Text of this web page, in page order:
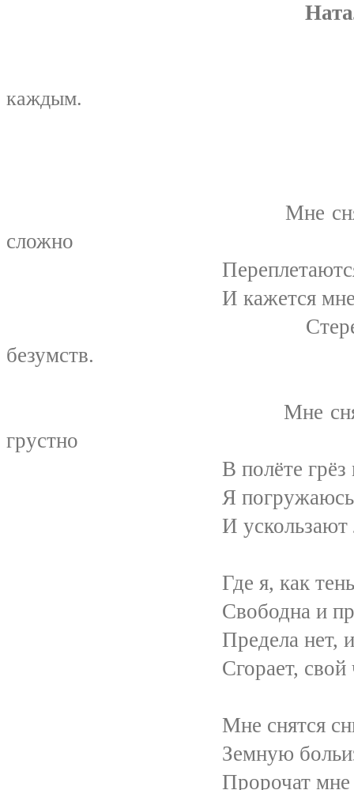
каждым.
Мне снятся сны...
сложно
Переплетаются они на
И кажется мне,
Стереть из
безумств.
Мне снятся
грустно
В полёте грёз мне
Я погружаюсь в омут
И ускользают лица,
Где я, как тень, легка
Свободна и
Предела нет, и в
Сгорает, свой черёд
Мне снятся сны...
Земную больизведав
Пророчат мне судьбе